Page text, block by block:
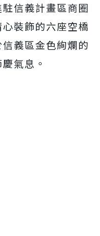
信義計畫區商圈
裝飾的六座空橋
義區金色絢爛的
氣息。